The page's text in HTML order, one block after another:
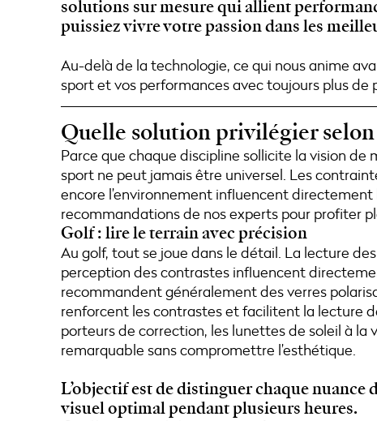
solutions sur mesure qui allient
puissiez vivre votre passion dans les
Au-delà de la technologie, ce qui nous anime
sport et vos performances avec toujours plus de
Quelle solution privilégier selon
Parce que chaque discipline sollicite la vision
sport ne peut jamais être universel. Les
encore l’environnement influencent directement
recommandations de nos experts pour profiter
Golf : lire le terrain avec précision
Au golf, tout se joue dans le détail. La lecture
perception des contrastes influencent
recommandent généralement des verres
renforcent les contrastes et facilitent la lecture
porteurs de correction, les lunettes de soleil à la
remarquable sans compromettre l’esthétique.
L’objectif est de distinguer chaque
visuel optimal pendant plusieurs heures.